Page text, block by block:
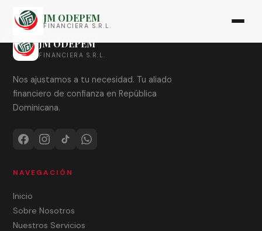
JM ODEPEM
FINANCIERA S.R.L.
JM ODEPEM
FINANCIERA S.R.L.
Nos ajustamos a tu necesidad. Tu aliado
financiero de confianza en República
Dominicana.
NAVEGACIÓN
Inicio
Sobre Nosotros
Nuestros Servicios